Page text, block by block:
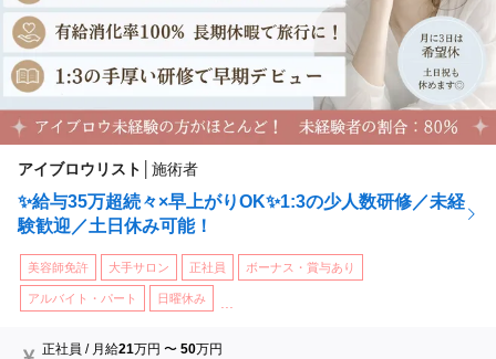
アイブロウリスト 施術者
✨給与35万超続々×早上がりOK✨1:3の少人数研修／未経
験歓迎／土日休み可能！
美容師免許 大手サロン 正社員 ボーナス・賞与あり
アルバイト・パート 日曜休み ...
正社員 / 月給21万円 〜50万円